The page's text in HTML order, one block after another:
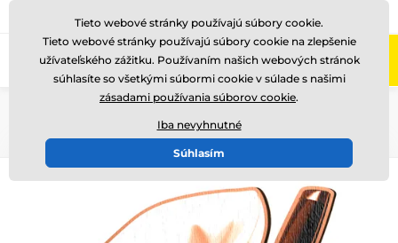
Zavolajte nám (Po-Pi 8-17) +421220255160
Tieto webové stránky používajú súbory cookie.
Tieto webové stránky používajú súbory cookie na zlepšenie
užívateľského zážitku. Používaním našich webových stránok
súhlasíte so všetkými súbormi cookie v súlade s našimi
zásadami používania súborov cookie.
Iba nevyhnutné
Súhlasím